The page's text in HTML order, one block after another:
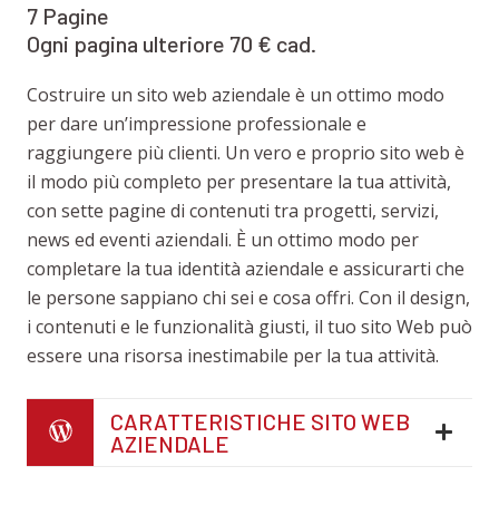
7 Pagine
Ogni pagina ulteriore 70 € cad.
Costruire un sito web aziendale è un ottimo modo
per dare un’impressione professionale e
raggiungere più clienti. Un vero e proprio sito web è
il modo più completo per presentare la tua attività,
con sette pagine di contenuti tra progetti, servizi,
news ed eventi aziendali. È un ottimo modo per
completare la tua identità aziendale e assicurarti che
le persone sappiano chi sei e cosa offri. Con il design,
i contenuti e le funzionalità giusti, il tuo sito Web può
essere una risorsa inestimabile per la tua attività.
CARATTERISTICHE SITO WEB
AZIENDALE